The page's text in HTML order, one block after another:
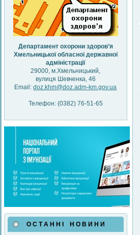
Департамент охорони здоров’я
Хмельницької обласної державної
адміністрації
29000, м.Хмельницький,
вулиця Шевченка, 46
Email:doz.khm@doz.adm-km.gov.ua
Телефон: (0382) 76-51-65
О С Т А Н Н І Н О В И Н И